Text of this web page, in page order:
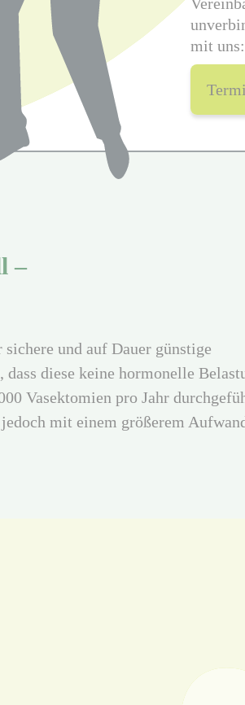
mit uns:
–
und auf Dauer günstige
diese keine hormonelle
Vasektomien pro Jahr
mit einem größerem